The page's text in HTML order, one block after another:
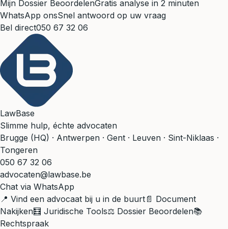
Mijn Dossier BeoordelenGratis analyse in 2 minuten
WhatsApp onsSnel antwoord op uw vraag
Bel direct050 67 32 06
LawBase
Slimme hulp, échte advocaten
Brugge (HQ) · Antwerpen · Gent · Leuven · Sint-Niklaas ·
Tongeren
050 67 32 06
advocaten@lawbase.be
Chat via WhatsApp
📍 Vind een advocaat bij u in de buurt 📄 Document
Nakijken🧮 Juridische Tools⚖️ Dossier Beoordelen📚
Rechtspraak